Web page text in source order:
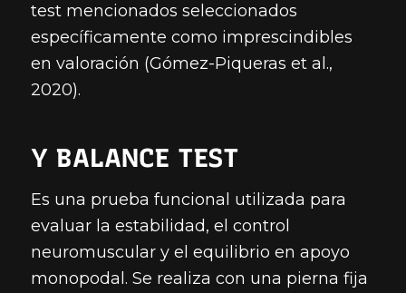
test mencionados seleccionados
específicamente como imprescindibles
en valoración (Gómez-Piqueras et al.,
2020).
Y BALANCE TEST
Es una prueba funcional utilizada para
evaluar la estabilidad, el control
neuromuscular y el equilibrio en apoyo
monopodal. Se realiza con una pierna fija